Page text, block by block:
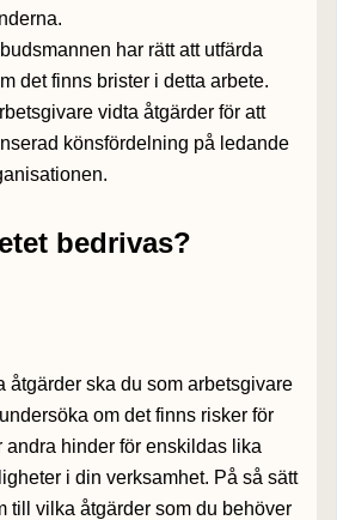
har rätt att utfärda
det finns brister i detta arbete.
vidta åtgärder för att
könsfördelning på ledande
bedrivas?
åtgärder ska du som arbetsgivare
om det finns risker för
hinder för enskildas lika
i din verksamhet. På så sätt
till vilka åtgärder som du behöver